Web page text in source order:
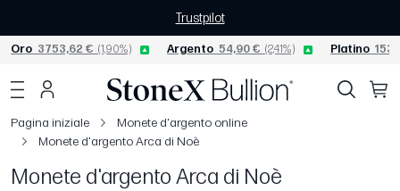
Trustpilot
Oro 3753,62 € (1,90%) Argento 54,90 € (2,41%) Platino
Pagina iniziale
Monete d'argento online
Monete d'argento Arca di Noè
Monete d'argento Arca di Noè